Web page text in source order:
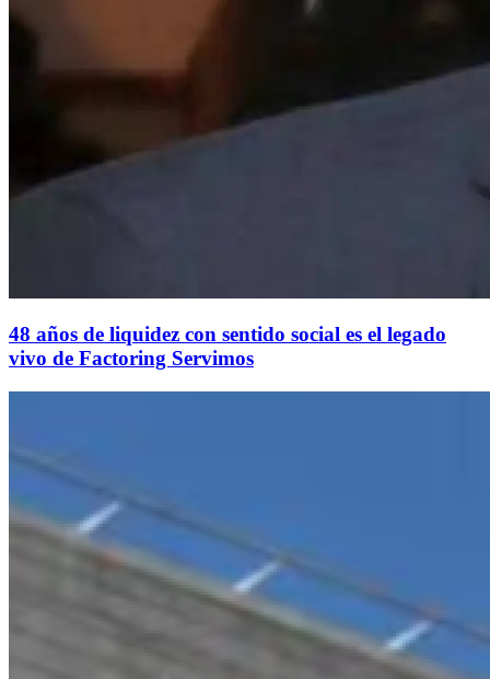
48 años de liquidez con sentido social es el legado
vivo de Factoring Servimos